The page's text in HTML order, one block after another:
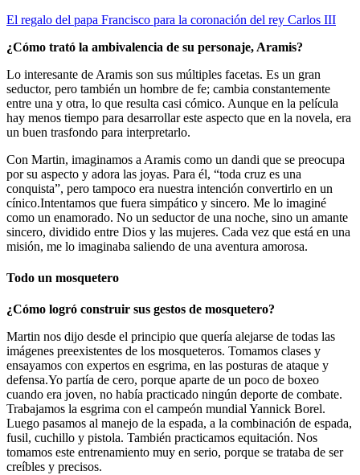
El regalo del papa Francisco para la coronación del rey Carlos III
¿Cómo trató la ambivalencia de su personaje, Aramis?
Lo interesante de Aramis son sus múltiples facetas. Es un gran
seductor, pero también un hombre de fe; cambia constantemente
entre una y otra, lo que resulta casi cómico. Aunque en la película
hay menos tiempo para desarrollar este aspecto que en la novela, era
un buen trasfondo para interpretarlo.
Con Martin, imaginamos a Aramis como un dandi que se preocupa
por su aspecto y adora las joyas. Para él, “toda cruz es una
conquista”, pero tampoco era nuestra intención convertirlo en un
cínico.Intentamos que fuera simpático y sincero. Me lo imaginé
como un enamorado. No un seductor de una noche, sino un amante
sincero, dividido entre Dios y las mujeres. Cada vez que está en una
misión, me lo imaginaba saliendo de una aventura amorosa.
Todo un mosquetero
¿Cómo logró construir sus gestos de mosquetero?
Martin nos dijo desde el principio que quería alejarse de todas las
imágenes preexistentes de los mosqueteros. Tomamos clases y
ensayamos con expertos en esgrima, en las posturas de ataque y
defensa.Yo partía de cero, porque aparte de un poco de boxeo
cuando era joven, no había practicado ningún deporte de combate.
Trabajamos la esgrima con el campeón mundial Yannick Borel.
Luego pasamos al manejo de la espada, a la combinación de espada,
fusil, cuchillo y pistola. También practicamos equitación. Nos
tomamos este entrenamiento muy en serio, porque se trataba de ser
creíbles y precisos.